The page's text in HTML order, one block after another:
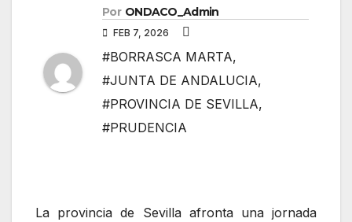
Por ONDACO_Admin
FEB 7, 2026
#BORRASCA MARTA,
#JUNTA DE ANDALUCIA,
#PROVINCIA DE SEVILLA,
#PRUDENCIA
La provincia de Sevilla afronta una jornada